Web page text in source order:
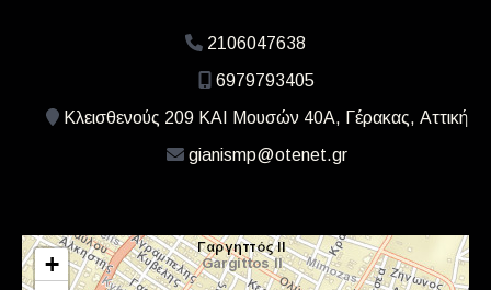
+
2106047638
6979793405
Κλεισθενούς 209 ΚΑΙ Μουσών 40Α, Γέρακας, Αττική
gianismp@otenet.gr